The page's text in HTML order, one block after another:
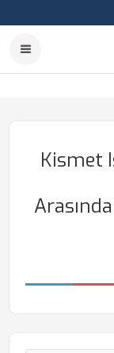
Kismet